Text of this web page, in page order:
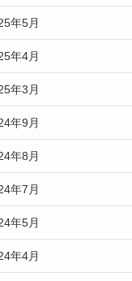
年5月
年4月
年3月
年9月
年8月
年7月
年5月
年4月